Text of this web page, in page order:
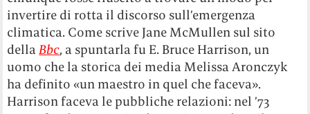
invertire di rotta il discorso sull’emergenza
climatica. Come scrive Jane McMullen sul sito
dellaBbc, a spuntarla fu E. Bruce Harrison, un
uomo che la storica dei media Melissa Aronczyk
ha definito «un maestro in quel che faceva».
Harrison faceva le pubbliche relazioni: nel ’73